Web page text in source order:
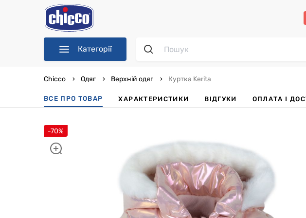
Категорії
Chicco Одяг Верхній одяг Куртка Kerita
ВСЕ ПРО ТОВАР ХАРАКТЕРИСТИКИ ВІДГУКИ OПЛАТА І
-70%